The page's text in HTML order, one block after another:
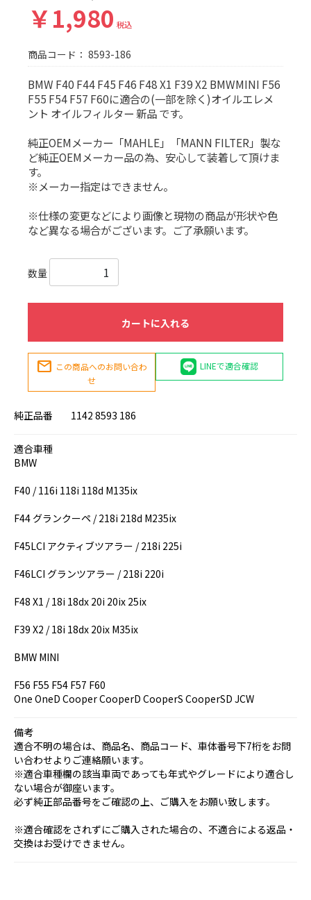
￥1,980 税込
商品コード： 8593-186
BMW F40 F44 F45 F46 F48 X1 F39 X2 BMWMINI F56
F55 F54 F57 F60に適合の(一部を除く)オイルエレメ
ント オイルフィルター 新品 です。
純正OEMメーカー「MAHLE」「MANN FILTER」製な
ど純正OEMメーカー品の為、安心して装着して頂けま
す。
※メーカー指定はできません。
※仕様の変更などにより画像と現物の商品が形状や色
など異なる場合がございます。ご了承願います。
数量
カートに入れる
mail この商品へのお問い合わ
せ
LINEで適合確認
純正品番 1142 8593 186
適合車種
BMW
F40 / 116i 118i 118d M135ix
F44 グランクーペ / 218i 218d M235ix
F45LCI アクティブツアラー / 218i 225i
F46LCI グランツアラー / 218i 220i
F48 X1 / 18i 18dx 20i 20ix 25ix
F39 X2 / 18i 18dx 20ix M35ix
BMW MINI
F56 F55 F54 F57 F60
One OneD Cooper CooperD CooperS CooperSD JCW
備考
適合不明の場合は、商品名、商品コード、車体番号下7桁をお問
い合わせよりご連絡願います。
※適合車種欄の該当車両であっても年式やグレードにより適合し
ない場合が御座います。
必ず純正部品番号をご確認の上、ご購入をお願い致します。
※適合確認をされずにご購入された場合の、不適合による返品・
交換はお受けできません。